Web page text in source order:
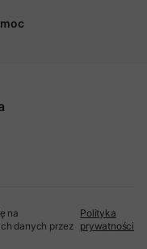
na
danych przez
Polityka
prywatności